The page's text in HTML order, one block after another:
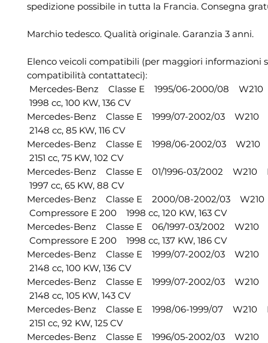
spedizione possibile in tutta la Francia. Consegna
Marchio tedesco. Qualità originale. Garanzia 3 anni.
Elenco veicoli compatibili (per maggiori informazioni
compatibilità contattateci):
Mercedes-Benz Classe E 1995/06-2000/08
1998 cc, 100 KW, 136 CV
Mercedes-Benz Classe E 1999/07-2002/03
2148 cc, 85 KW, 116 CV
Mercedes-Benz Classe E 1998/06-2002/03
2151 cc, 75 KW, 102 CV
Mercedes-Benz Classe E 01/1996-03/2002 W210
1997 cc, 65 KW, 88 CV
Mercedes-Benz Classe E 2000/08-2002/03
Compressore E 200 1998 cc, 120 KW, 163 CV
Mercedes-Benz Classe E 06/1997-03/2002 W210
Compressore E 200 1998 cc, 137 KW, 186 CV
Mercedes-Benz Classe E 1999/07-2002/03 W210
2148 cc, 100 KW, 136 CV
Mercedes-Benz Classe E 1999/07-2002/03 W210
2148 cc, 105 KW, 143 CV
Mercedes-Benz Classe E 1998/06-1999/07 W210
2151 cc, 92 KW, 125 CV
Mercedes-Benz Classe E 1996/05-2002/03